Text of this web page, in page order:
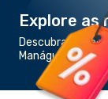
Explore
Descubra os
Manágua para